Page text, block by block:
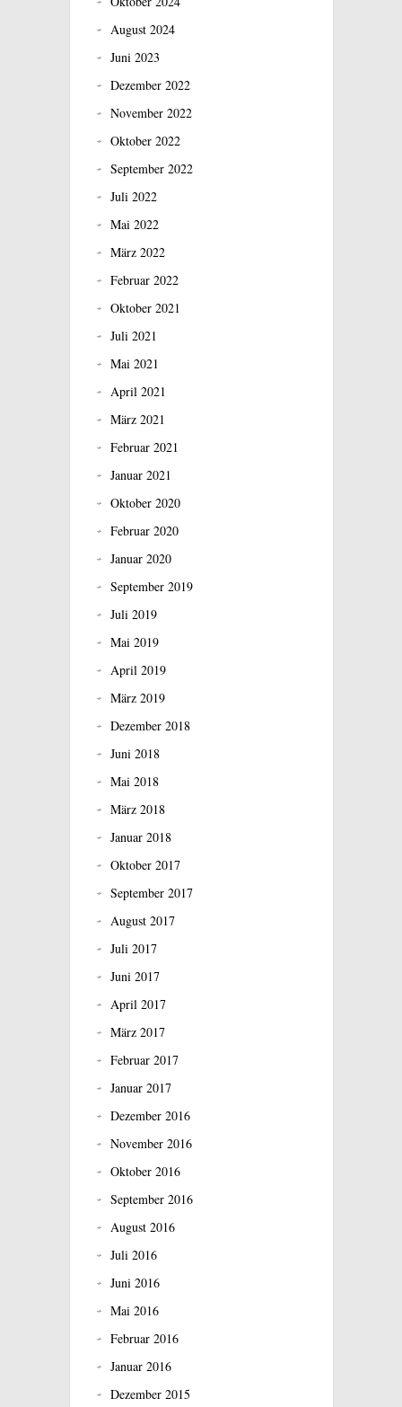
August 2024
Juni 2023
Dezember 2022
November 2022
Oktober 2022
September 2022
Juli 2022
Mai 2022
März 2022
Februar 2022
Oktober 2021
Juli 2021
Mai 2021
April 2021
März 2021
Februar 2021
Januar 2021
Oktober 2020
Februar 2020
Januar 2020
September 2019
Juli 2019
Mai 2019
April 2019
März 2019
Dezember 2018
Juni 2018
Mai 2018
März 2018
Januar 2018
Oktober 2017
September 2017
August 2017
Juli 2017
Juni 2017
April 2017
März 2017
Februar 2017
Januar 2017
Dezember 2016
November 2016
Oktober 2016
September 2016
August 2016
Juli 2016
Juni 2016
Mai 2016
Februar 2016
Januar 2016
Dezember 2015